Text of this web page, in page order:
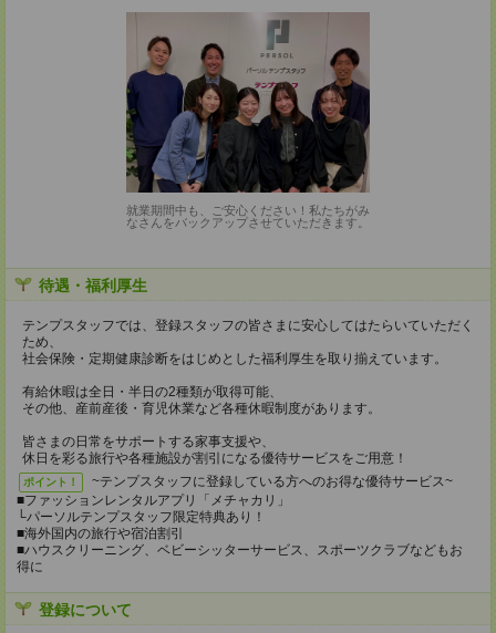
就業期間中も、ご安心ください！私たちがみ
なさんをバックアップさせていただきます。
待遇・福利厚生
テンプスタッフでは、登録スタッフの皆さまに安心してはたらいていただく
ため、
社会保険・定期健康診断をはじめとした福利厚生を取り揃えています。
有給休暇は全日・半日の2種類が取得可能、
その他、産前産後・育児休業など各種休暇制度があります。
皆さまの日常をサポートする家事支援や、
休日を彩る旅行や各種施設が割引になる優待サービスをご用意！
ポイント！
~テンプスタッフに登録している方へのお得な優待サービス~
■ファッションレンタルアプリ「メチャカリ」
└パーソルテンプスタッフ限定特典あり！
■海外国内の旅行や宿泊割引
■ハウスクリーニング、ベビーシッターサービス、スポーツクラブなどもお
得に
登録について